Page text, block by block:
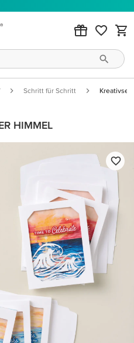
Schritt für Schritt Kreativset
HIMMEL